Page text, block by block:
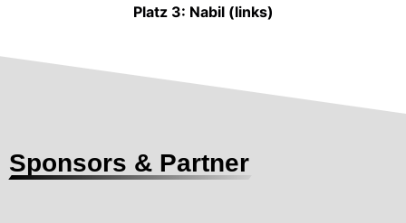
Platz 3: Nabil (links)
Sponsors & Partner